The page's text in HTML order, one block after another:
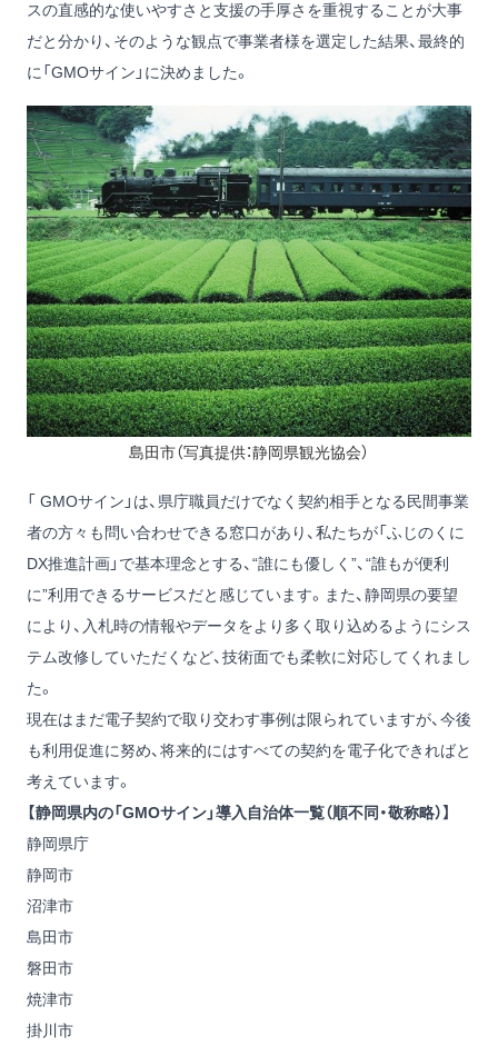
スの直感的な使いやすさと支援の手厚さを重視することが大事
だと分かり、そのような観点で事業者様を選定した結果、最終的
に「GMOサイン」に決めました。
島田市（写真提供：静岡県観光協会）
「 GMOサイン」は、県庁職員だけでなく契約相手となる民間事業
者の方々も問い合わせできる窓口があり、私たちが「ふじのくに
DX推進計画」で基本理念とする、“誰にも優しく”、“誰もが便利
に”利用できるサービスだと感じています。また、静岡県の要望
により、入札時の情報やデータをより多く取り込めるようにシス
テム改修していただくなど、技術面でも柔軟に対応してくれまし
た。
現在はまだ電子契約で取り交わす事例は限られていますが、今後
も利用促進に努め、将来的にはすべての契約を電子化できればと
考えています。
【静岡県内の「GMOサイン」導入自治体一覧（順不同・敬称略）】
静岡県庁
静岡市
沼津市
島田市
磐田市
焼津市
掛川市